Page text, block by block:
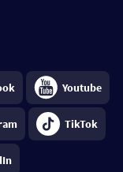
Youtube
TikTok